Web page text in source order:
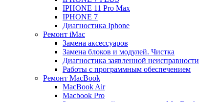
IPHONE 11 Pro Max
IPHONE 7
Диагностика Iphone
Ремонт iMac
Замена аксессуаров
Замена блоков и модулей. Чистка
Диагностика заявленной неисправности
Работы с программным обеспечением
Ремонт MacBook
MacBook Air
Macbook Pro